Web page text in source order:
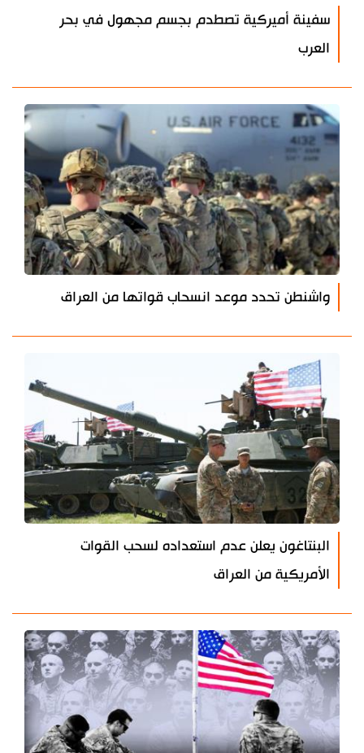
سفينة أميركية تصطدم بجسم مجهول في بحر
العرب
واشنطن تحدد موعد انسحاب قواتها من العراق
البنتاغون يعلن عدم استعداده لسحب القوات
الأمريكية من العراق